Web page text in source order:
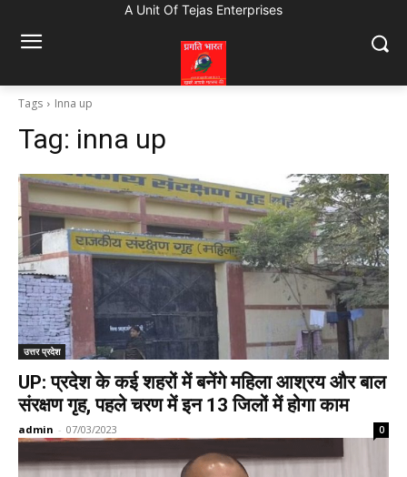
A Unit Of Tejas Enterprises
Tags Inna up
Tag: inna up
उत्तर प्रदेश
UP: प्रदेश के कई शहरों में बनेंगे महिला आश्रय और बाल
संरक्षण गृह, पहले चरण में इन 13 जिलों में होगा काम
admin - 07/03/2023 0